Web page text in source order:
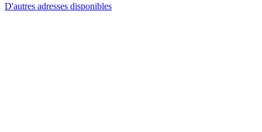
D'autres adresses disponibles